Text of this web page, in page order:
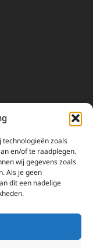
technologieën zoals
en/of te raadplegen.
wij gegevens zoals
Als je geen
dit een nadelige
uw donaties.
of